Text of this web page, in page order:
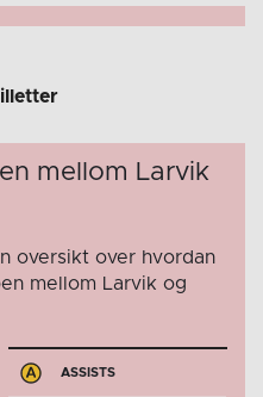
mellom Larvik
oversikt over hvordan
mellom Larvik og
ASSISTS